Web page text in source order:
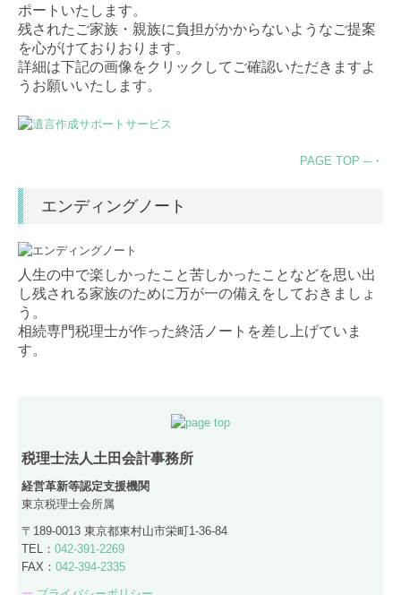
ポートいたします。
残されたご家族・親族に負担がかからないようなご提案
を心がけておりおります。
詳細は下記の画像をクリックしてご確認いただきますよ
うお願いいたします。
PAGE TOP ─・
エンディングノート
人生の中で楽しかったこと苦しかったことなどを思い出
し残される家族のために万が一の備えをしておきましょ
う。
相続専門税理士が作った終活ノートを差し上げていま
す。
税理士法人土田会計事務所
経営革新等認定支援機関
東京税理士会所属
〒189-0013 東京都東村山市栄町1-36-84
TEL：042-391-2269
FAX：042-394-2335